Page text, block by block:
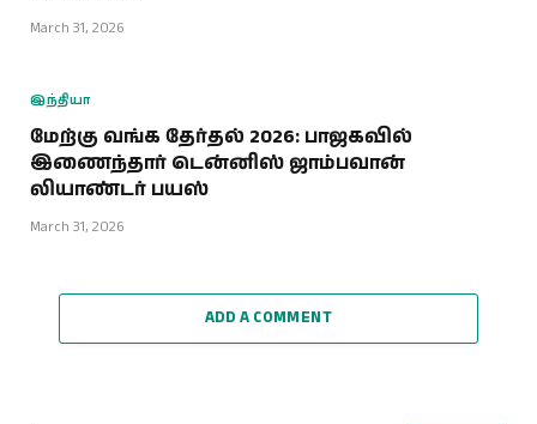
March 31, 2026
இந்தியா
மேற்கு வங்க தேர்தல் 2026: பாஜகவில்
இணைந்தார் டென்னிஸ் ஜாம்பவான்
லியாண்டர் பயஸ்
March 31, 2026
ADD A COMMENT